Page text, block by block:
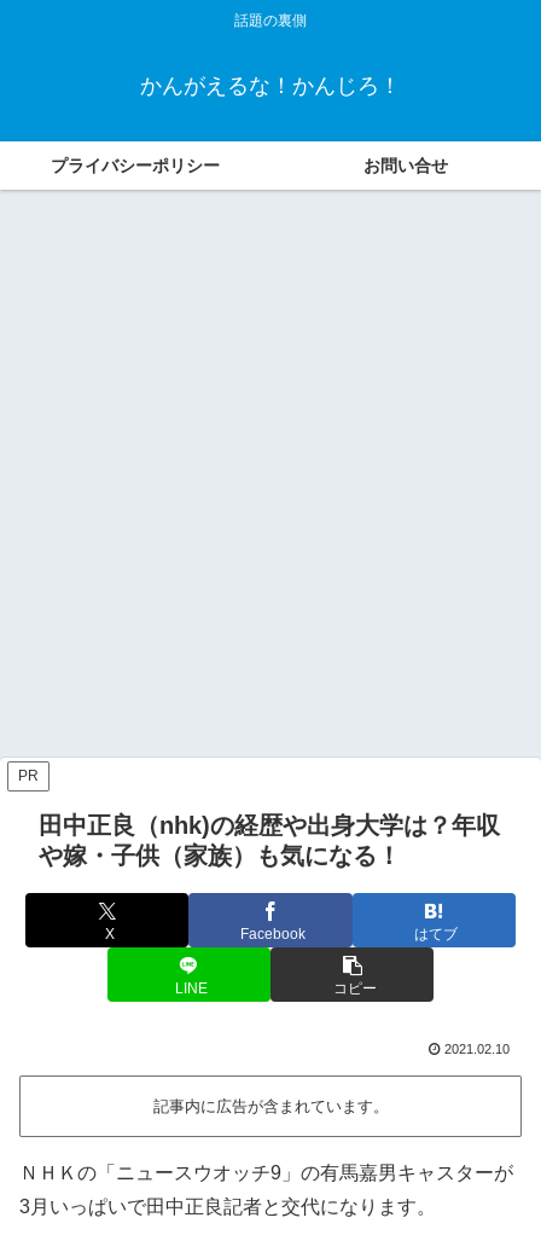
話題の裏側
かんがえるな！かんじろ！
プライバシーポリシー お問い合せ
PR
田中正良（nhk)の経歴や出身大学は？年収
や嫁・子供（家族）も気になる！
X Facebook はてブ
LINE コピー
2021.02.10
記事内に広告が含まれています。
ＮＨＫの「ニュースウオッチ9」の有馬嘉男キャスターが
3月いっぱいで田中正良記者と交代になります。